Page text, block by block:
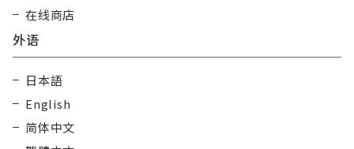
在线商店
外语
日本語
English
简体中文